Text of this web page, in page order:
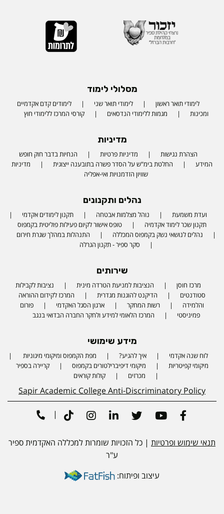
מסלולי לימוד
לימודי תואר ראשון לימודי תואר שני
לימודים קדם אקדמיים
ומכינות
מגמות ללימודי הנדסאים קורסי המרכז ללימודי חוץ
מדיניות
הצהרת נגישות מדיניות פרטיות
הנחיות בדבר חוק חופש
המידע
החלטת בימ"ש על הסדר פשרה בתובענה ייצוגית
מדיניות
שוויון הזדמנויות ואי-אפליה
נהלים ותקנונים
ועדת משמעת נוהל מצלמות אבטחה
תקנון לימודים אקדמי
תקנון שכר לימוד אקדמיה
טופס אישור לקיום פעילות פוליטית בקמפוס
נהלים לנושאי נשק בקמפוס המכללה
התנהלות במהלך שגרת חירום
סקר ספיר - תקנון הגרלה
שירותים
מרכז חוסן הנציבות למניעת הטרדה מינית
נציבות לקבילות
סטודנטים
הדיקנט להוגנות מגדרית
המרכז לקידום ההוראה
והלמידה
רשות המחקר ארגון הסגל האקדמי
פורום
פמיניסטי
המרכז הלאומי למידע ולחקר החברה הבדואי בנגב
מידע שימושי
לוח שנה אקדמי איך להגיע?
מפת הקמפוס ומיקומי מיגוניות
מיקומי קפיטריות
מיקומי דיפיברילטורים בקמפוס
קריירה בספיר
מכרזים
קולות קוראים
Sapir Academic College Anti-Discriminatory Policy
עיצוב ופיתוח:
תנאי שימוש ופרטיות| כל הזכויות שומרות למכללה האקדמית ספיר
ע"ר
Facebook
Youtube
Twitter
Linkedin
Instagram
Tiktok
Phone number